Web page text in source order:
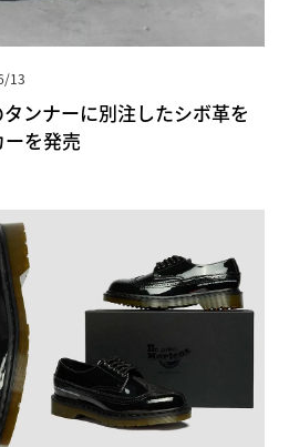
13
ンナーに別注したシボ革を
を発売